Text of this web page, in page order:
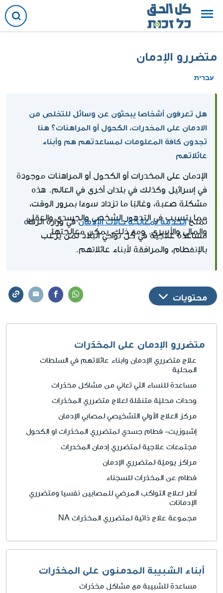
متضررو الإدمان
עברית
هل تعرفون أشخاصا يبحثون عن وسائل للتخلص من
الادمان على المخدرات، الكحول أو المراهنات؟ هنا
تجدون كافة المعلومات لمساعدتهم هم وأبناء
عائلاتهم
الإدمان على المخدرات أو الكحول أو المراهنات موجودة
في إسرائيل وكذلك في بلدان أخرى في العالم. هذه
مشكلة صعبة، وغالبًا ما تزداد سوءًا بمرور الوقت،
مما يتسبب في التدهور الشخصي والجسدي والعقلي
والمالي والأسري. ومع ذلك، يمكن معالجتها.
تمنحالخدمة لمعالجة حالات الإدمانفي وزارة الرفاه
مساعدة علاجيّة في كل نواحي البلاد لمن يرغب
بالإنفطام، والمرافقة لأبناء عائلاتهم.
محتويات
متضررو الإدمان على المخدّرات
علاج متضرري الإدمان وابناء عائلاتهم في السلطات
المحلية
مساعدة للنساء التي تعاني من مشاكل مخدّرات
وحدات محليّة متنقلة لعلاج متضرري المخدّرات
مركز العلاج الأولي التشخيصي لمصابي الإدمان
إشبوزيت- فطام جسدي لمتضرري المخدّرات او الكحول
مجتمعات علاجية لمتضرري إدمان المخدرات
مراكز يوميّة لمتضرري الإدمان
فطام عن المخدّرات للسجناء
أطر لعلاج التواكب المرضي للمصابين نفسيا ومتضرري
الإدمانات
مجموعة علاج ذاتية لمتضرري المخدّرات NA
أبناء الشبيبة المدمنون على المخدّرات
مساعدة للشبيبة مع مشاكل مخدّرات